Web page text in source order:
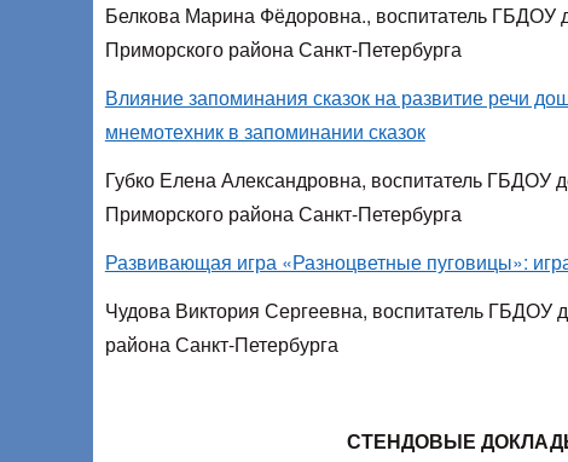
Белкова Марина Фёдоровна., воспитатель ГБДОУ
Приморского района Санкт-Петербурга
Влияние запоминания сказок на развитие речи
мнемотехник в запоминании сказок
Губко Елена Александровна, воспитатель ГБДОУ
Приморского района Санкт-Петербурга
Развивающая игра «Разноцветные пуговицы»:
Чудова Виктория Сергеевна, воспитатель ГБДОУ
района Санкт-Петербурга
СТЕНДОВЫЕ